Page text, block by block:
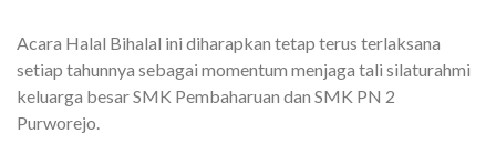
Acara Halal Bihalal ini diharapkan tetap terus terlaksana
setiap tahunnya sebagai momentum menjaga tali silaturahmi
keluarga besar SMK Pembaharuan dan SMK PN 2
Purworejo.